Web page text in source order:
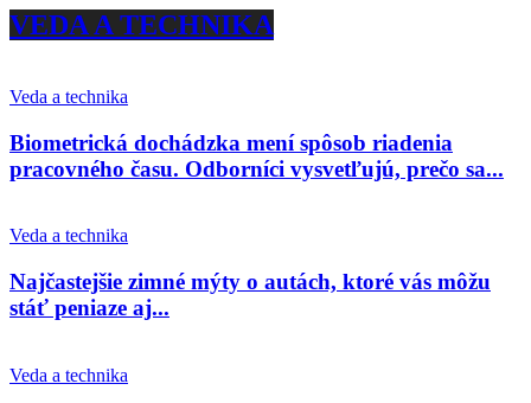
VEDA A TECHNIKA
Veda a technika
Biometrická dochádzka mení spôsob riadenia
pracovného času. Odborníci vysvetľujú, prečo sa...
Veda a technika
Najčastejšie zimné mýty o autách, ktoré vás môžu
stáť peniaze aj...
Veda a technika